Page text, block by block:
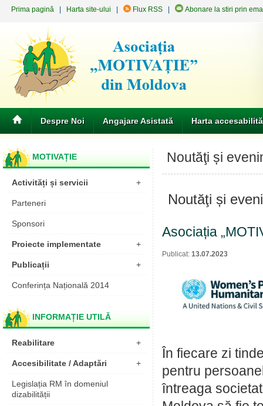
Prima pagină Harta site-ului Flux RSS Abonare la stiri prin
Despre Noi Angajare Asistată Harta
MOTIVAȚIE
Activități și servicii +
Parteneri
Sponsori
Proiecte implementate +
Publicații +
Conferința Națională 2014
INFORMAȚIE UTILĂ
Reabilitare +
Accesibilitate / Adaptări +
Legislația RM în domeniul
dizabilității
Noutăţi și
Noutăţi și
Asociația
Publicat: 13.07.2023
În fiecare zi
pentru
întreaga